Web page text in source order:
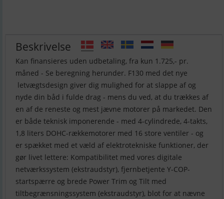
Beskrivelse
Kan finansieres uden udbetaling, fra kun 1.725,- pr.
måned - Se beregning herunder. F130 med det nye
letvægtsdesign giver dig mulighed for at slappe af og
nyde din båd i fulde drag - mens du ved, at du trækkes af
en af de reneste og mest jævne motorer på markedet. Den
er både teknisk imponerende - med 4-cylindrede, 4-takts,
1,8 liters DOHC-rækkemotorer med 16 store ventiler - og
er spækket med et væld af elektrotekniske funktioner, der
gør livet lettere: Kompatibilitet med vores digitale
netværkssystem (ekstraudstyr), fjernbetjente Y-COP-
startspærre og brede Power Trim og Tilt med
tiltbegrænsningssystem (ekstraudstyr), blot for at nævne